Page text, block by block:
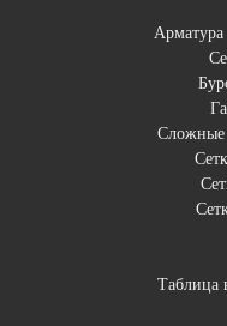
Сложные
Таблица